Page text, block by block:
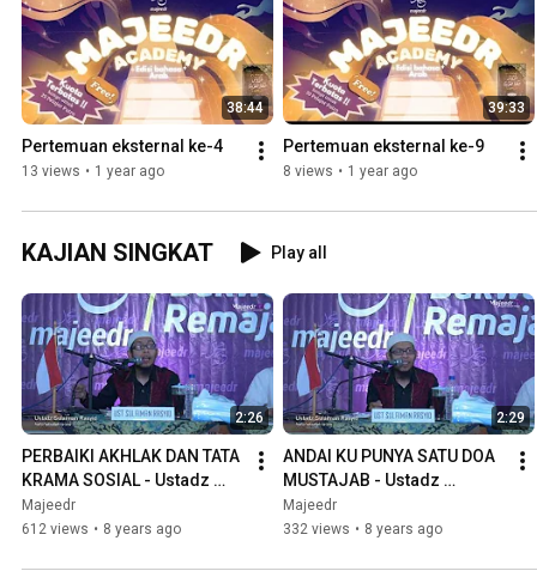
38:44
Pertemuan eksternal ke-4
13 views • 1 year ago
39:33
Pertemuan eksternal ke-9
8 views • 1 year ago
KAJIAN SINGKAT Play all
2:26
PERBAIKI AKHLAK DAN TATA
KRAMA SOSIAL - Ustadz
Sulaiman Rasyid
Majeedr
612 views • 8 years ago
2:29
ANDAI KU PUNYA SATU DOA
MUSTAJAB - Ustadz
Sulaiman Rasyid
Majeedr
332 views • 8 years ago